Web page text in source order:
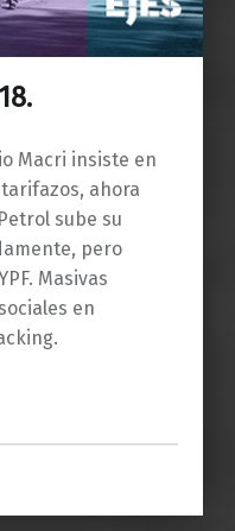
Macri insiste en
ahora
sube su
pero
Masivas
en